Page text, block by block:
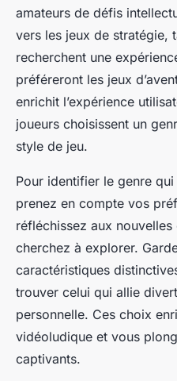
amateurs de défis
vers les jeux de stratégie,
recherchent une
préféreront les jeux
enrichit l’expérience
joueurs choisissent un
style de jeu.
Pour identifier le genre
prenez en compte vos
réfléchissez aux
cherchez à explorer.
caractéristiques
trouver celui qui allie
personnelle. Ces choix
vidéoludique et vous
captivants.